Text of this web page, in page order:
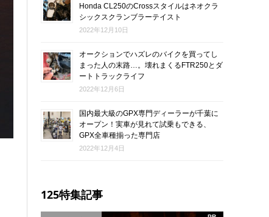
Honda CL250のCrossスタイルはネオクラ
シックスクランブラーテイスト
2022年12月10日
オークションでハズレのバイクを買ってし
まった人の末路…。壊れまくるFTR250とダ
ートトラックライフ
2022年12月6日
国内最大級のGPX専門ディーラーが千葉に
オープン！実車が見れて試乗もできる、
GPX全車種揃った専門店
2022年12月4日
125特集記事